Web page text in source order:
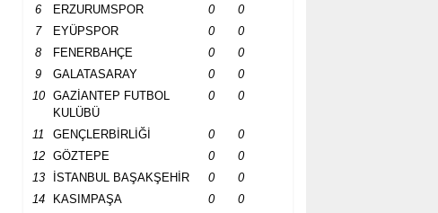
6
ERZURUMSPOR 0
0
7
EYÜPSPOR 0
0
8
FENERBAHÇE 0
0
9
GALATASARAY 0
0
10
GAZİANTEP FUTBOL
KULÜBÜ
0 0
11 GENÇLERBİRLİĞİ 0
0
12
GÖZTEPE 0
0
13
İSTANBUL BAŞAKŞEHİR 0
0
14
KASIMPAŞA 0
0